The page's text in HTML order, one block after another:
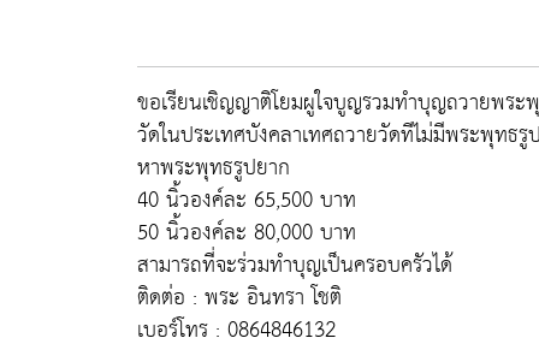
ขอเรียนเชิญญาติโยมผูใจบูญรวมทำบุญถวายพ
วัดในประเทศบังคลาเทศถวายวัดทีไม่มีพระพุทธรู
หาพระพุทธรูปยาก
40 นิ้วองค์ละ 65,500 บาท
50 นิ้วองค์ละ 80,000 บาท
สามารถที่จะร่วมทำบุญเป็นครอบครัวได้
ติดต่อ : พระ อินทรา โชติ